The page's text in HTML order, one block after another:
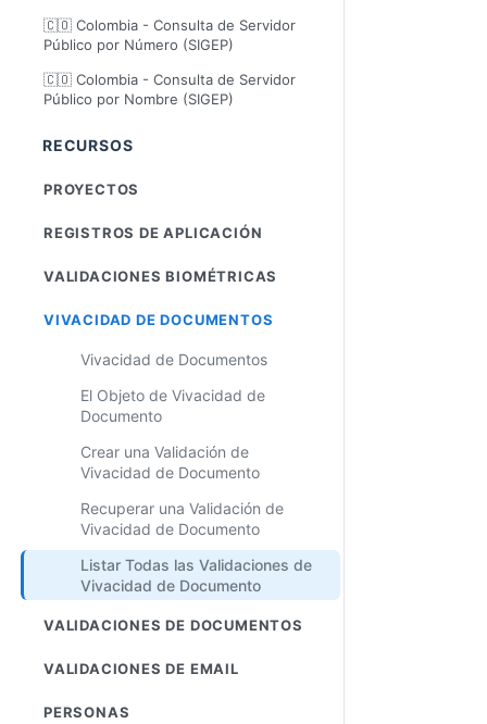
🇨🇴 Colombia - Consulta de Servidor
Público por Número (SIGEP)
🇨🇴 Colombia - Consulta de Servidor
Público por Nombre (SIGEP)
RECURSOS
PROYECTOS
REGISTROS DE APLICACIÓN
VALIDACIONES BIOMÉTRICAS
VIVACIDAD DE DOCUMENTOS
Vivacidad de Documentos
El Objeto de Vivacidad de
Documento
Crear una Validación de
Vivacidad de Documento
Recuperar una Validación de
Vivacidad de Documento
Listar Todas las Validaciones de
Vivacidad de Documento
VALIDACIONES DE DOCUMENTOS
VALIDACIONES DE EMAIL
PERSONAS